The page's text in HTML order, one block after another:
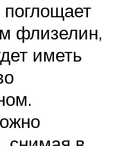
флизелин,
иметь